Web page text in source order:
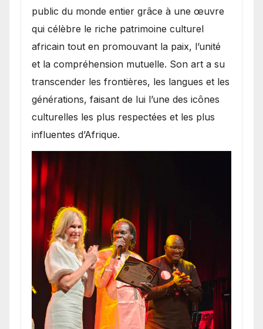
public du monde entier grâce à une œuvre
qui célèbre le riche patrimoine culturel
africain tout en promouvant la paix, l’unité
et la compréhension mutuelle. Son art a su
transcender les frontières, les langues et les
générations, faisant de lui l’une des icônes
culturelles les plus respectées et les plus
influentes d’Afrique.